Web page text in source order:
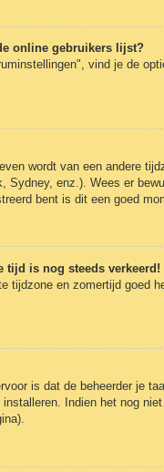
online gebruikers lijst?
vind je de
wordt van een andere
Sydney, enz.). Wees er
bent is dit een goed
tijd is nog steeds verkeerd!
tijdzone en zomertijd goed
is dat de beheerder je
Indien het nog